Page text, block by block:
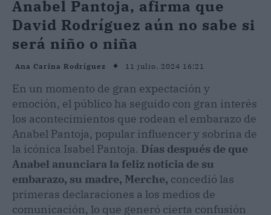
Anabel Pantoja, afirma que
David Rodríguez aún no sabe si
será niño o niña
Ana Carina Rodríguez 11 julio, 2024 16:21
En un momento de gran expectación y
emoción, el público ha seguido con gran interés
los acontecimientos que rodean el embarazo de
Anabel Pantoja, popular influencer y sobrina de
la icónica Isabel Pantoja. Días después de que
Anabel anunciara la feliz noticia de su
embarazo, su madre, Merche, concedió las
primeras declaraciones a los medios de
comunicación, lo que generó cierta confusión